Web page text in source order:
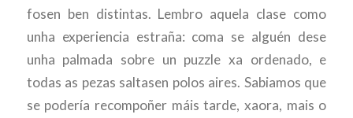
fosen ben distintas. Lembro aquela clase como
unha experiencia estraña: coma se alguén dese
unha palmada sobre un puzzle xa ordenado, e
todas as pezas saltasen polos aires. Sabiamos que
se podería recompoñer máis tarde, xaora, mais o